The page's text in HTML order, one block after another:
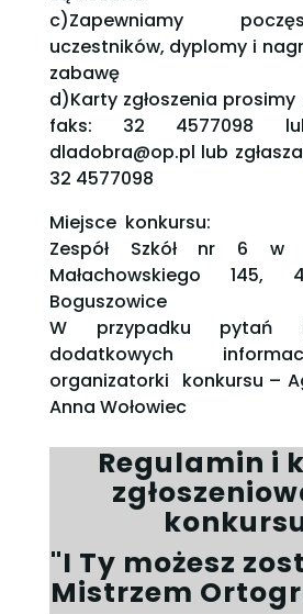
c)Zapewniamy
uczestników, dyplomy i
zabawę
d)Karty zgłoszenia
faks: 32 4577098
dladobra@op.pl lub
32 4577098
Miejsce konkursu:
Zespół Szkół nr 6 w
Małachowskiego 145,
Boguszowice
W przypadku pytań
dodatkowych
organizatorki konkursu –
Anna Wołowiec
Regulamin i
"I Ty możesz
Mistrzem